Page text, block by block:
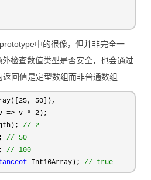
中的很像，但并非完全一
检查数值类型是否安全，也会通过
回值是定型数组而非普通数组
50 ]),
=> v * 2 );
// 2
// 50
// 100
Int16Array); // true